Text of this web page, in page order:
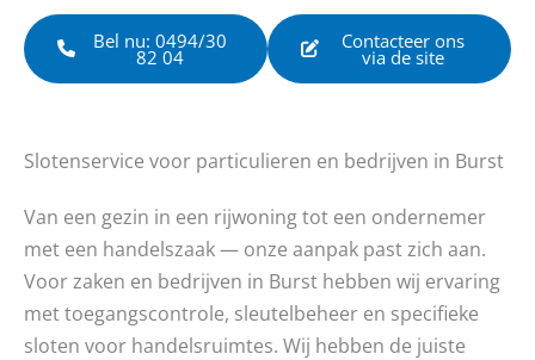
Bel nu: 0494/30
82 04
Contacteer ons
via de site
Slotenservice voor particulieren en bedrijven in Burst
Van een gezin in een rijwoning tot een ondernemer
met een handelszaak — onze aanpak past zich aan.
Voor zaken en bedrijven in Burst hebben wij ervaring
met toegangscontrole, sleutelbeheer en specifieke
sloten voor handelsruimtes. Wij hebben de juiste